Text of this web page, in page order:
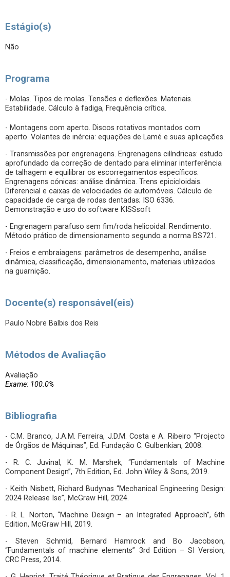
Estágio(s)
Não
Programa
- Molas. Tipos de molas. Tensões e deflexões. Materiais.
Estabilidade. Cálculo à fadiga, Frequência crítica.
- Montagens com aperto. Discos rotativos montados com
aperto. Volantes de inércia: equações de Lamé e suas aplicações.
- Transmissões por engrenagens. Engrenagens cilíndricas: estudo
aprofundado da correção de dentado para eliminar interferência
de talhagem e equilibrar os escorregamentos específicos.
Engrenagens cónicas: análise dinâmica. Trens epicicloidais.
Diferencial e caixas de velocidades de automóveis. Cálculo de
capacidade de carga de rodas dentadas; ISO 6336.
Demonstração e uso do software KISSsoft
- Engrenagem parafuso sem fim/roda helicoidal: Rendimento.
Método prático de dimensionamento segundo a norma BS721.
- Freios e embraiagens: parâmetros de desempenho, análise
dinâmica, classificação, dimensionamento, materiais utilizados
na guarnição.
Docente(s) responsável(eis)
Paulo Nobre Balbis dos Reis
Métodos de Avaliação
Avaliação
Exame: 100.0%
Bibliografia
- C.M. Branco, J.A.M. Ferreira, J.D.M. Costa e A. Ribeiro “Projecto
de Órgãos de Máquinas”, Ed. Fundação C. Gulbenkian, 2008.
- R. C. Juvinal, K. M. Marshek, “Fundamentals of Machine
Component Design”, 7th Edition, Ed. John Wiley & Sons, 2019.
- Keith Nisbett, Richard Budynas “Mechanical Engineering Design:
2024 Release Ise”, McGraw Hill, 2024.
- R. L. Norton, “Machine Design – an Integrated Approach”, 6th
Edition, McGraw Hill, 2019.
- Steven Schmid, Bernard Hamrock and Bo Jacobson,
“Fundamentals of machine elements” 3rd Edition – SI Version,
CRC Press, 2014.